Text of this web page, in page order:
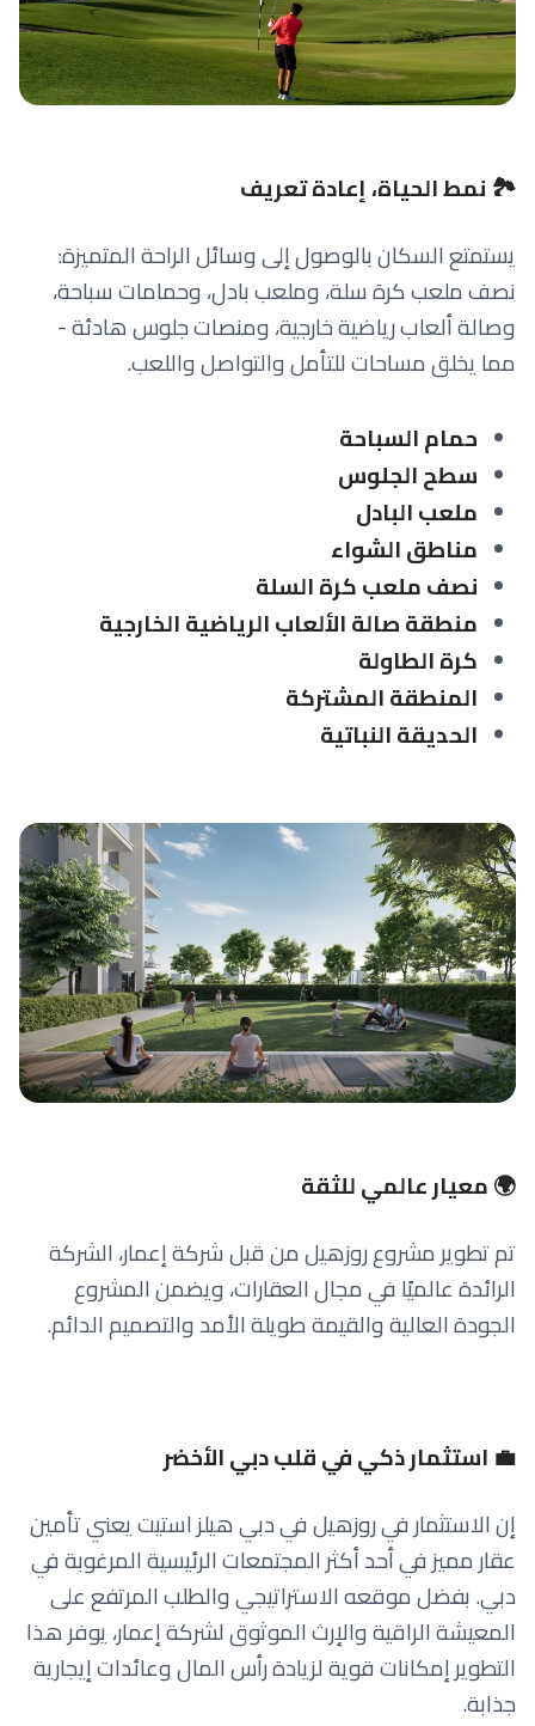
🏞️ نمط الحياة، إعادة تعريف
يستمتع السكان بالوصول إلى وسائل الراحة المتميزة:
نصف ملعب كرة سلة، وملعب بادل، وحمامات سباحة،
وصالة ألعاب رياضية خارجية، ومنصات جلوس هادئة -
مما يخلق مساحات للتأمل والتواصل واللعب.
حمام السباحة
سطح الجلوس
ملعب البادل
مناطق الشواء
نصف ملعب كرة السلة
منطقة صالة الألعاب الرياضية الخارجية
كرة الطاولة
المنطقة المشتركة
الحديقة النباتية
🌍 معيار عالمي للثقة
تم تطوير مشروع روزهيل من قبل شركة إعمار، الشركة
الرائدة عالميًا في مجال العقارات، ويضمن المشروع
الجودة العالية والقيمة طويلة الأمد والتصميم الدائم.
💼 استثمار ذكي في قلب دبي الأخضر
إن الاستثمار في روزهيل في دبي هيلز استيت يعني تأمين
عقار مميز في أحد أكثر المجتمعات الرئيسية المرغوبة في
دبي. بفضل موقعه الاستراتيجي والطلب المرتفع على
المعيشة الراقية والإرث الموثوق لشركة إعمار، يوفر هذا
التطوير إمكانات قوية لزيادة رأس المال وعائدات إيجارية
جذابة.